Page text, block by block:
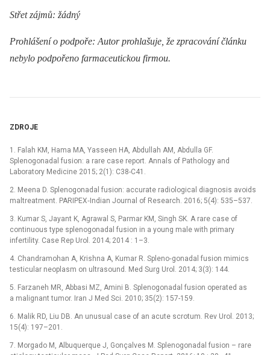
Střet zájmů: žádný
Prohlášení o podpoře: Autor prohlašuje, že zpracování článku
nebylo podpořeno farmaceutickou firmou.
ZDROJE
1. Falah KM, Hama MA, Yasseen HA, Abdullah AM, Abdulla GF.
Splenogonadal fusion: a rare case report. Annals of Pathology and
Laboratory Medicine 2015; 2(1): C38-C41.
2. Meena D. Splenogonadal fusion: accurate radiological diagnosis avoids
maltreatment. PARIPEX‑Indian Journal of Research. 2016; 5(4): 535–537.
3. Kumar S, Jayant K, Agrawal S, Parmar KM, Singh SK. A rare case of
continuous type splenogonadal fusion in a young male with primary
infertility. Case Rep Urol. 2014; 2014 : 1–3.
4. Chandramohan A, Krishna A, Kumar R. Spleno‑gonadal fusion mimics
testicular neoplasm on ultrasound. Med Surg Urol. 2014; 3(3): 144.
5. Farzaneh MR, Abbasi MZ, Amini B. Splenogonadal fusion operated as
a malignant tumor. Iran J Med Sci. 2010; 35(2): 157-159.
6. Malik RD, Liu DB. An unusual case of an acute scrotum. Rev Urol. 2013;
15(4): 197–201.
7. Morgado M, Albuquerque J, Gonçalves M. Splenogonadal fusion –⁠ rare